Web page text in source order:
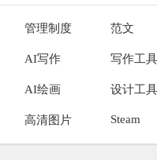
管理制度 范文
AI写作 写作工具
AI绘画 设计工具
高清图片 Steam